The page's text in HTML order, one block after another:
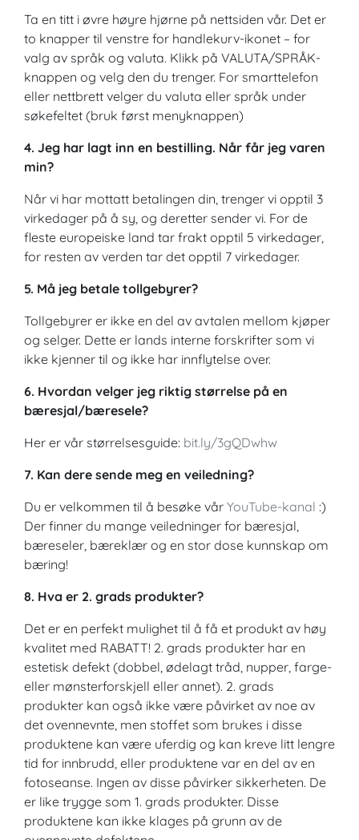
Ta en titt i øvre høyre hjørne på nettsiden vår. Det er
to knapper til venstre for handlekurv-ikonet – for
valg av språk og valuta. Klikk på VALUTA/SPRÅK-
knappen og velg den du trenger. For smarttelefon
eller nettbrett velger du valuta eller språk under
søkefeltet (bruk først menyknappen)
4. Jeg har lagt inn en bestilling. Når får jeg varen
min?
Når vi har mottatt betalingen din, trenger vi opptil 3
virkedager på å sy, og deretter sender vi. For de
fleste europeiske land tar frakt opptil 5 virkedager,
for resten av verden tar det opptil 7 virkedager.
5. Må jeg betale tollgebyrer?
Tollgebyrer er ikke en del av avtalen mellom kjøper
og selger. Dette er lands interne forskrifter som vi
ikke kjenner til og ikke har innflytelse over.
6. Hvordan velger jeg riktig størrelse på en
bæresjal/bæresele?
Her er vår størrelsesguide: bit.ly/3gQDwhw
7. Kan dere sende meg en veiledning?
Du er velkommen til å besøke vår YouTube-kanal :)
Der finner du mange veiledninger for bæresjal,
bæreseler, bæreklær og en stor dose kunnskap om
bæring!
8. Hva er 2. grads produkter?
Det er en perfekt mulighet til å få et produkt av høy
kvalitet med RABATT! 2. grads produkter har en
estetisk defekt (dobbel, ødelagt tråd, nupper, farge-
eller mønsterforskjell eller annet). 2. grads
produkter kan også ikke være påvirket av noe av
det ovennevnte, men stoffet som brukes i disse
produktene kan være uferdig og kan kreve litt lengre
tid for innbrudd, eller produktene var en del av en
fotoseanse. Ingen av disse påvirker sikkerheten. De
er like trygge som 1. grads produkter. Disse
produktene kan ikke klages på grunn av de